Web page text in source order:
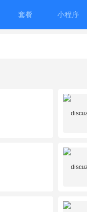
套餐 小程序